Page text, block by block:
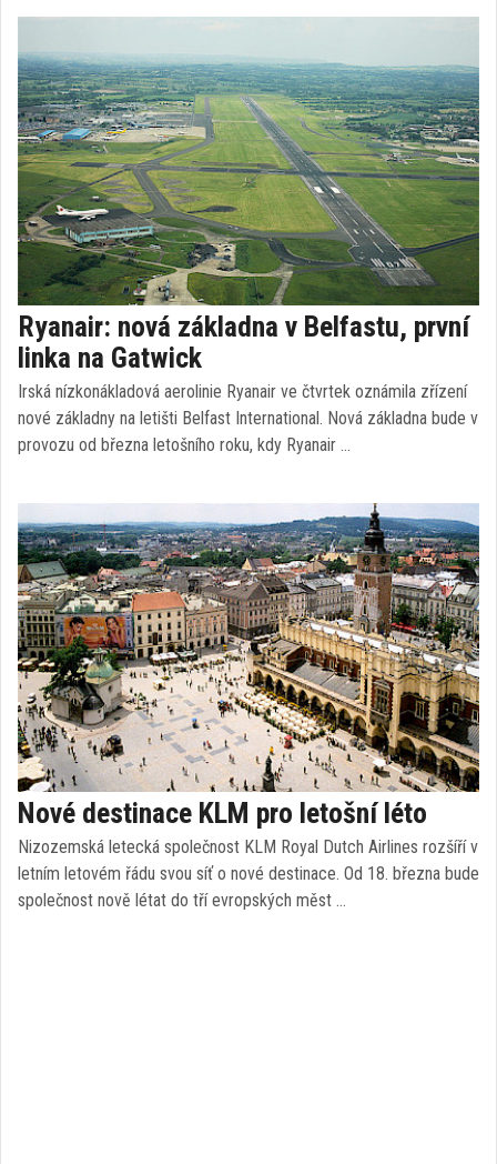
Ryanair: nová základna v Belfastu, první
linka na Gatwick
Irská nízkonákladová aerolinie Ryanair ve čtvrtek oznámila zřízení
nové základny na letišti Belfast International. Nová základna bude v
provozu od března letošního roku, kdy Ryanair …
Nové destinace KLM pro letošní léto
Nizozemská letecká společnost KLM Royal Dutch Airlines rozšíří v
letním letovém řádu svou síť o nové destinace. Od 18. března bude
společnost nově létat do tří evropských měst …